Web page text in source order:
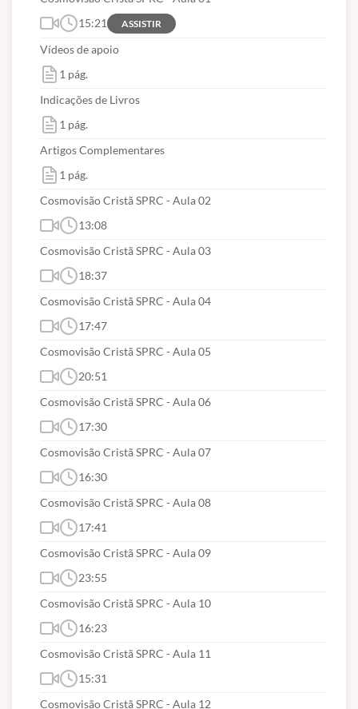
15:21
ASSISTIR
Vídeos de apoio
1 pág.
Indicações de Livros
1 pág.
Artigos Complementares
1 pág.
Cosmovisão Cristã SPRC - Aula 02
13:08
Cosmovisão Cristã SPRC - Aula 03
18:37
Cosmovisão Cristã SPRC - Aula 04
17:47
Cosmovisão Cristã SPRC - Aula 05
20:51
Cosmovisão Cristã SPRC - Aula 06
17:30
Cosmovisão Cristã SPRC - Aula 07
16:30
Cosmovisão Cristã SPRC - Aula 08
17:41
Cosmovisão Cristã SPRC - Aula 09
23:55
Cosmovisão Cristã SPRC - Aula 10
16:23
Cosmovisão Cristã SPRC - Aula 11
15:31
Cosmovisão Cristã SPRC - Aula 12